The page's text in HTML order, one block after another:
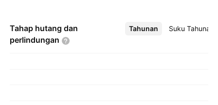
Tahap hutang dan
perlindungan
Tahunan Suku Tahunan
Lebih